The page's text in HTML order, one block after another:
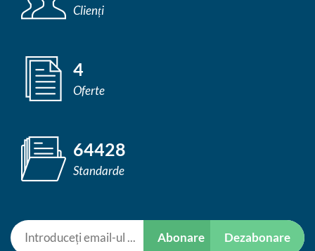
Clienți
4
Oferte
64428
Standarde
Abonare Dezabonare